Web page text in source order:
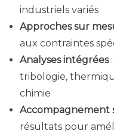
industriels variés
Approches sur
aux contraintes
Analyses intégrées:
tribologie,
chimie
Accompagnement
résultats pour